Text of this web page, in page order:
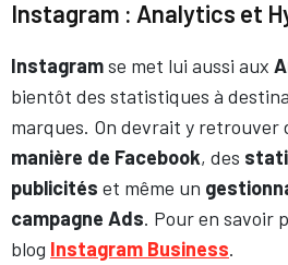
Instagram : Analytics et
Instagramse met lui aussi aux
bientôt des statistiques à
marques. On devrait y retrouver
manière de Facebook, des
publicités et même un
campagne Ads. Pour en savoir
blog Instagram Business.